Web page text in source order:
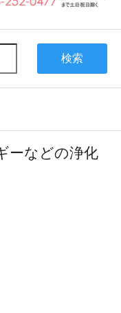
検索
ーなどの浄化